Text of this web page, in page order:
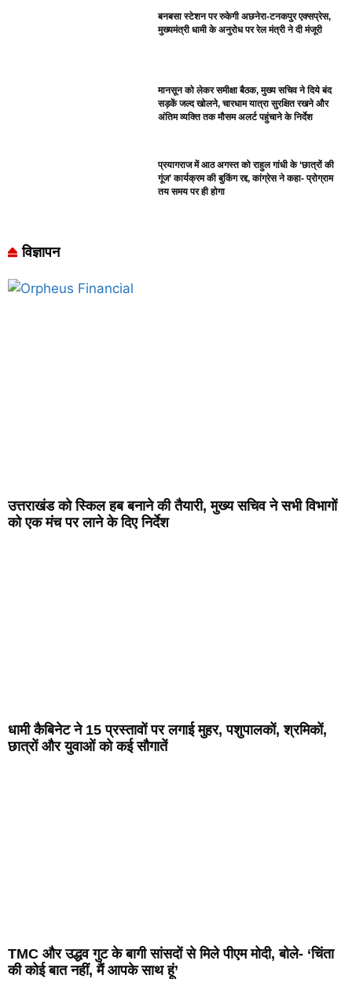
बनबसा स्टेशन पर रुकेगी अछनेरा-टनकपुर एक्सप्रेस,
मुख्यमंत्री धामी के अनुरोध पर रेल मंत्री ने दी मंजूरी
मानसून को लेकर समीक्षा बैठक, मुख्य सचिव ने दिये बंद
सड़कें जल्द खोलने, चारधाम यात्रा सुरक्षित रखने और
अंतिम व्यक्ति तक मौसम अलर्ट पहुंचाने के निर्देश
प्रयागराज में आठ अगस्त को राहुल गांधी के ‘छात्रों की
गूंज’ कार्यक्रम की बुकिंग रद्द, कांग्रेस ने कहा- प्रोग्राम
तय समय पर ही होगा
विज्ञापन
उत्तराखंड को स्किल हब बनाने की तैयारी, मुख्य सचिव ने सभी विभागों
को एक मंच पर लाने के दिए निर्देश
धामी कैबिनेट ने 15 प्रस्तावों पर लगाई मुहर, पशुपालकों, श्रमिकों,
छात्रों और युवाओं को कई सौगातें
TMC और उद्धव गुट के बागी सांसदों से मिले पीएम मोदी, बोले- ‘चिंता
की कोई बात नहीं, मैं आपके साथ हूं’